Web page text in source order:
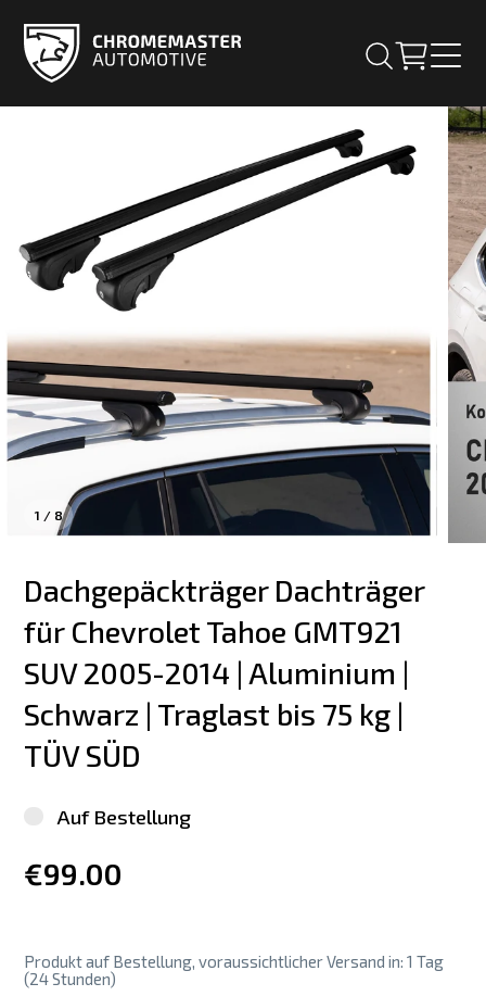
1 / 8
Dachgepäckträger Dachträger
für Chevrolet Tahoe GMT921
SUV 2005-2014 | Aluminium |
Schwarz | Traglast bis 75 kg |
TÜV SÜD
Auf Bestellung
€99.00
Produkt auf Bestellung, voraussichtlicher Versand in: 1 Tag
(24 Stunden)